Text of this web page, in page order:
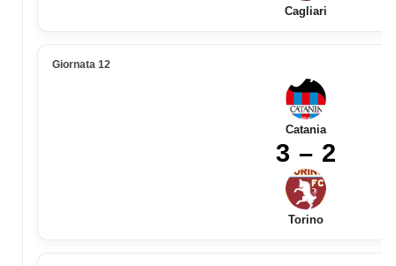
Cagliari
Giornata 12
Catania
3 – 2
Torino